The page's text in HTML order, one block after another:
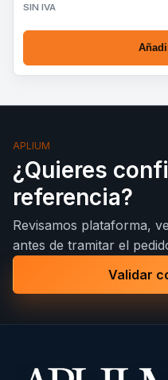
SIN IVA
APLIUM
¿Quieres
referencia?
Revisamos plataforma,
antes de tramitar el
Validar